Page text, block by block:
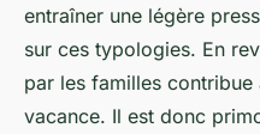
entraîner une légère
sur ces typologies. En
par les familles
vacance. Il est donc